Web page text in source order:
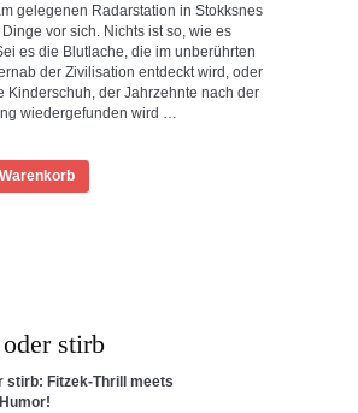
gelegenen Radarstation in Stokksnes
vor sich. Nichts ist so, wie es
es die Blutlache, die im unberührten
der Zivilisation entdeckt wird, oder
Kinderschuh, der Jahrzehnte nach der
wiedergefunden wird …
stirb
stirb: Fitzek-Thrill meets